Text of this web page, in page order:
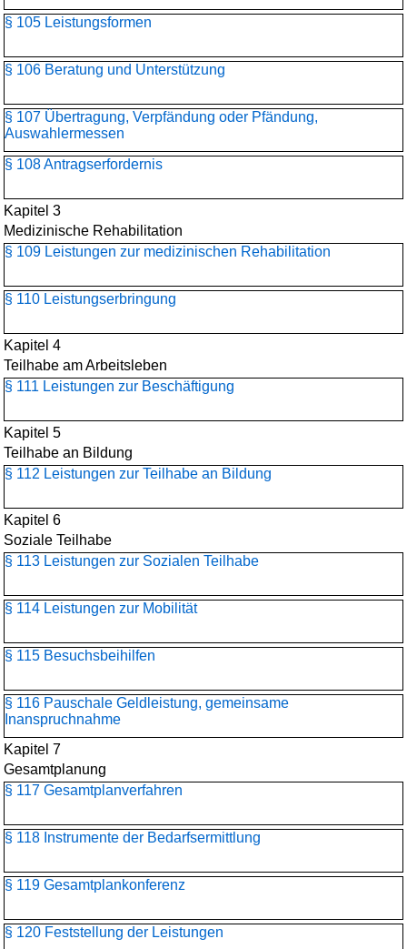
§ 105 Leistungsformen
§ 106 Beratung und Unterstützung
§ 107 Übertragung, Verpfändung oder Pfändung,
Auswahlermessen
§ 108 Antragserfordernis
Kapitel 3
Medizinische Rehabilitation
§ 109 Leistungen zur medizinischen Rehabilitation
§ 110 Leistungserbringung
Kapitel 4
Teilhabe am Arbeitsleben
§ 111 Leistungen zur Beschäftigung
Kapitel 5
Teilhabe an Bildung
§ 112 Leistungen zur Teilhabe an Bildung
Kapitel 6
Soziale Teilhabe
§ 113 Leistungen zur Sozialen Teilhabe
§ 114 Leistungen zur Mobilität
§ 115 Besuchsbeihilfen
§ 116 Pauschale Geldleistung, gemeinsame
Inanspruchnahme
Kapitel 7
Gesamtplanung
§ 117 Gesamtplanverfahren
§ 118 Instrumente der Bedarfsermittlung
§ 119 Gesamtplankonferenz
§ 120 Feststellung der Leistungen